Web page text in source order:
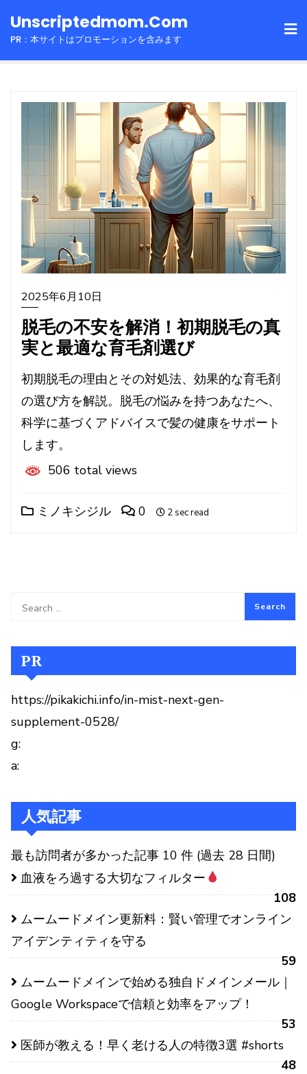
toUnscriptedmom.com
PR：本サイトはプロモーションを含みます
2025年6月10日
脱毛の不安を解消！初期脱毛の真
実と最適な育毛剤選び
初期脱毛の理由とその対処法、効果的な育毛剤
の選び方を解説。脱毛の悩みを持つあなたへ、
科学に基づくアドバイスで髪の健康をサポート
します。
506 total views
ミノキシジル 0 2 sec read
PR
https://pikakichi.info/in-mist-next-gen-
supplement-0528/
g:
a:
人気記事
最も訪問者が多かった記事 10 件 (過去 28 日間)
血液をろ過する大切なフィルター
108
ムームードメイン更新料：賢い管理でオンライン
アイデンティティを守る
59
ムームードメインで始める独自ドメインメール｜
Google Workspaceで信頼と効率をアップ！
53
医師が教える！早く老ける人の特徴3選 #shorts
48